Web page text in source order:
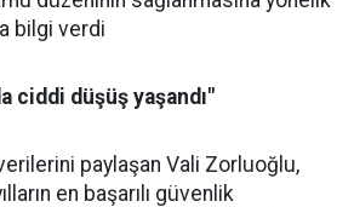
bilgi verdi
ciddi düşüş yaşandı"
paylaşan Vali Zorluoğlu,
en başarılı güvenlik